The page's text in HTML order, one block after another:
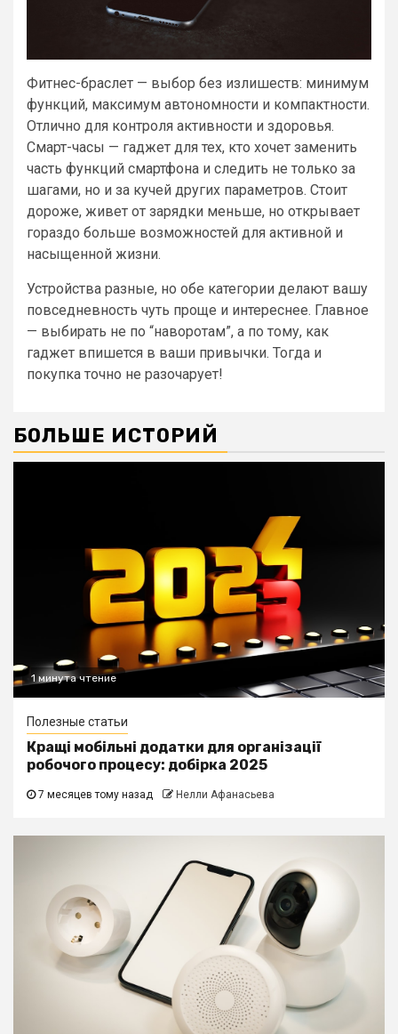
Фитнес-браслет — выбор без излишеств: минимум
функций, максимум автономности и компактности.
Отлично для контроля активности и здоровья.
Смарт-часы — гаджет для тех, кто хочет заменить
часть функций смартфона и следить не только за
шагами, но и за кучей других параметров. Стоит
дороже, живет от зарядки меньше, но открывает
гораздо больше возможностей для активной и
насыщенной жизни.
Устройства разные, но обе категории делают вашу
повседневность чуть проще и интереснее. Главное
— выбирать не по “наворотам”, а по тому, как
гаджет впишется в ваши привычки. Тогда и
покупка точно не разочарует!
БОЛЬШЕ ИСТОРИЙ
1 минута чтение
Полезные статьи
Кращі мобільні додатки для організації
робочого процесу: добірка 2025
7 месяцев тому назад Нелли Афанасьева